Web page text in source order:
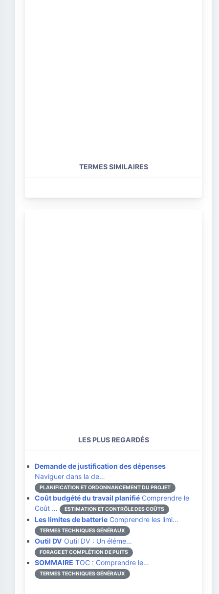
TERMES SIMILAIRES
LES PLUS REGARDÉS
Demande de justification des dépenses
Naviguer dans la de…
PLANIFICATION ET ORDONNANCEMENT DU PROJET
Coût budgété du travail planifié Comprendre le
Coût …
ESTIMATION ET CONTRÔLE DES COÛTS
Les limites de batterie Comprendre les limi…
TERMES TECHNIQUES GÉNÉRAUX
Outil DV Outil DV : Un éléme…
FORAGE ET COMPLÉTION DE PUITS
SOMMAIRE TOC : Comprendre le…
TERMES TECHNIQUES GÉNÉRAUX